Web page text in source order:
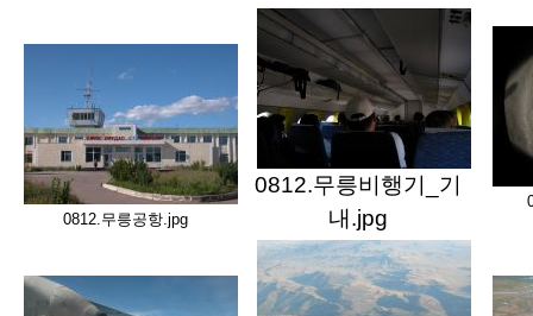
0812.무릉공항.jpg
0812.무릉비행기_기
내.jpg